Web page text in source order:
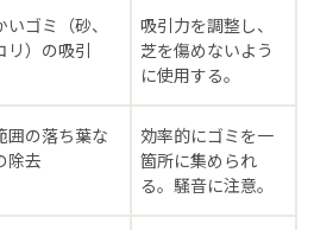
いゴミ（砂、
リ）の吸引
吸引力を調整し、
芝を傷めないよう
に使用する。
囲の落ち葉な
除去
効率的にゴミを一
箇所に集められ
る。騒音に注意。